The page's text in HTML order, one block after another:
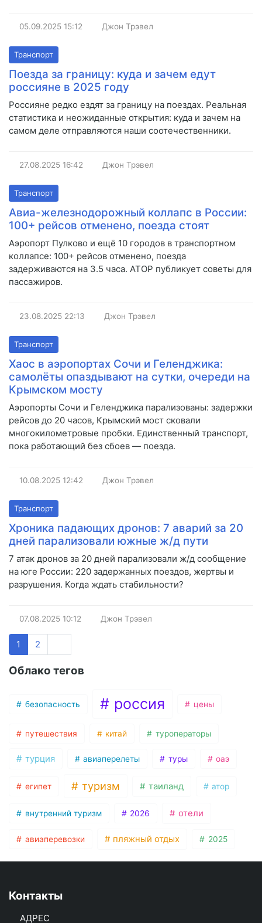
05.09.2025 15:12 Джон Трэвел
Транспорт
Поезда за границу: куда и зачем едут
россияне в 2025 году
Россияне редко ездят за границу на поездах. Реальная
статистика и неожиданные открытия: куда и зачем на
самом деле отправляются наши соотечественники.
27.08.2025 16:42 Джон Трэвел
Транспорт
Авиа-железнодорожный коллапс в России:
100+ рейсов отменено, поезда стоят
Аэропорт Пулково и ещё 10 городов в транспортном
коллапсе: 100+ рейсов отменено, поезда
задерживаются на 3.5 часа. АТОР публикует советы для
пассажиров.
23.08.2025 22:13 Джон Трэвел
Транспорт
Хаос в аэропортах Сочи и Геленджика:
самолёты опаздывают на сутки, очереди на
Крымском мосту
Аэропорты Сочи и Геленджика парализованы: задержки
рейсов до 20 часов, Крымский мост сковали
многокилометровые пробки. Единственный транспорт,
пока работающий без сбоев — поезда.
10.08.2025 12:42 Джон Трэвел
Транспорт
Хроника падающих дронов: 7 аварий за 20
дней парализовали южные ж/д пути
7 атак дронов за 20 дней парализовали ж/д сообщение
на юге России: 220 задержанных поездов, жертвы и
разрушения. Когда ждать стабильности?
07.08.2025 10:12 Джон Трэвел
1 2
Облако тегов
безопасность россия цены
путешествия китай туроператоры
турция авиаперелеты туры оаэ
египет туризм таиланд атор
внутренний туризм 2026 отели
авиаперевозки пляжный отдых 2025
Контакты
АДРЕС